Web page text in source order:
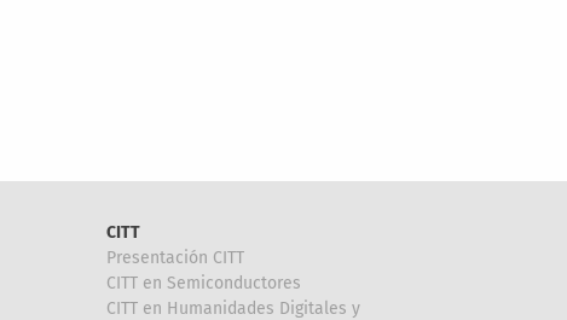
CITT
Presentación CITT
CITT en Semiconductores
CITT en Humanidades Digitales y